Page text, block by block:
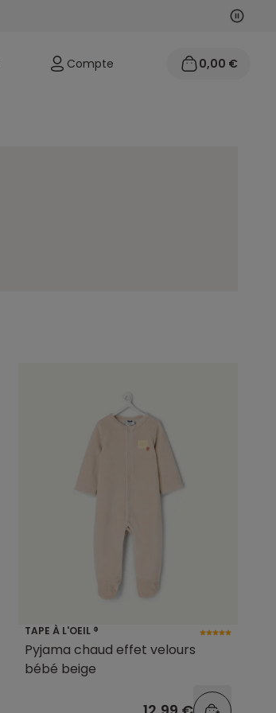
Compte 0,00 €
TAPE À L'OEIL ®
Pyjama chaud effet velours
bébé beige